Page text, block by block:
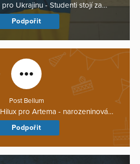
Ukrajinu - Studenti stojí za…
Podpořit
Post Bellum
pro Artema - narozeninová…
Podpořit